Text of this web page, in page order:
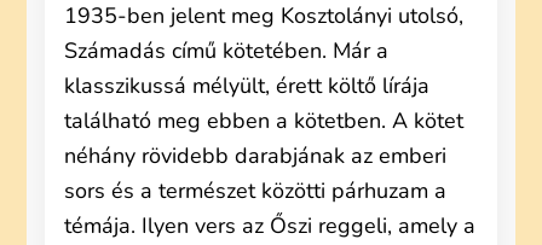
1935-ben jelent meg Kosztolányi utolsó,
Számadás című kötetében. Már a
klasszikussá mélyült, érett költő lírája
található meg ebben a kötetben. A kötet
néhány rövidebb darabjának az emberi
sors és a természet közötti párhuzam a
témája. Ilyen vers az Őszi reggeli, amely a